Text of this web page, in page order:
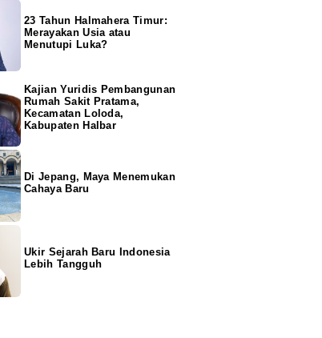
23 Tahun Halmahera Timur:
Merayakan Usia atau
Menutupi Luka?
Kajian Yuridis Pembangunan
Rumah Sakit Pratama,
Kecamatan Loloda,
Kabupaten Halbar
Di Jepang, Maya Menemukan
Cahaya Baru
Ukir Sejarah Baru Indonesia
Lebih Tangguh